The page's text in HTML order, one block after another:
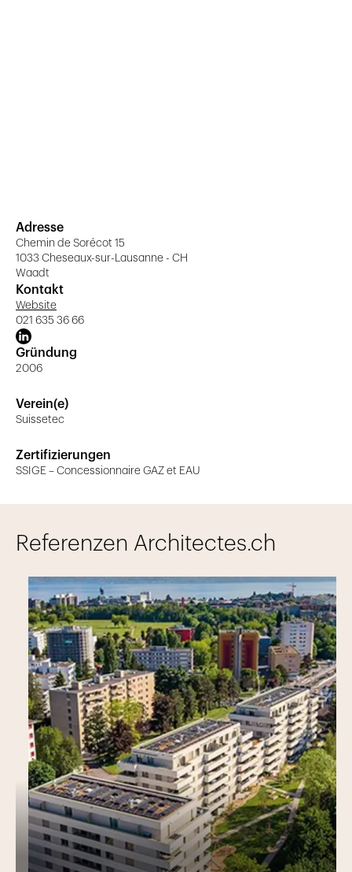
Adresse
Chemin de Sorécot 15
1033 Cheseaux-sur-Lausanne - CH
Waadt
Kontakt
Website
021 635 36 66
Gründung
2006
Verein(e)
Suissetec
Zertifizierungen
SSIGE – Concessionnaire GAZ et EAU
Referenzen Architectes.ch